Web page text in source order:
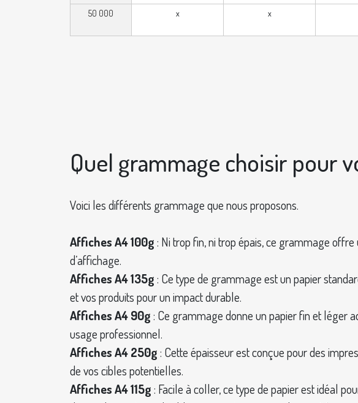
50 000 x x
Quel grammage choisir pour
Voici les différents grammage que nous proposons.
Affiches A4 100g : Ni trop fin, ni trop épais, ce grammage
d’affichage.
Affiches A4 135g : Ce type de grammage est un papier
et vos produits pour un impact durable.
Affiches A4 90g : Ce grammage donne un papier fin et léger
usage professionnel.
Affiches A4 250g : Cette épaisseur est conçue pour des
de vos cibles potentielles.
Affiches A4 115g : Facile à coller, ce type de papier est idéal